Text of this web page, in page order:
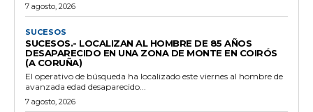
7 agosto, 2026
SUCESOS
SUCESOS.- LOCALIZAN AL HOMBRE DE 85 AÑOS
DESAPARECIDO EN UNA ZONA DE MONTE EN COIRÓS
(A CORUÑA)
El operativo de búsqueda ha localizado este viernes al hombre de
avanzada edad desaparecido...
7 agosto, 2026